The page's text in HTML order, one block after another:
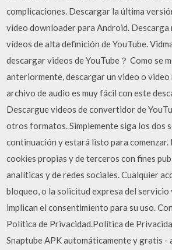
complicaciones. Descargar la última
video downloader para Android. Descarga
vídeos de alta definición de YouTube.
descargar videos de YouTube？ Como se
anteriormente, descargar un video o video
archivo de audio es muy fácil con este
Descargue videos de convertidor de
otros formatos. Simplemente siga los dos
continuación y estará listo para comenzar.
cookies propias y de terceros con fines
analíticas y de redes sociales. Cualquier
bloqueo, o la solicitud expresa del servicio
implican el consentimiento para su uso.
Política de Privacidad.Política de
Snaptube APK automáticamente y gratis -